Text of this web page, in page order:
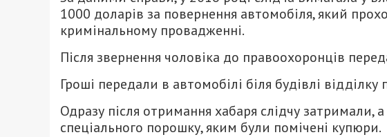
1000 доларів за повернення автомобіля, який
кримінальному провадженні.
Після звернення чоловіка до правоохоронців
Гроші передали в автомобілі біля будівлі відділку
Одразу після отримання хабаря слідчу затримали,
спеціального порошку, яким були помічені купюри.